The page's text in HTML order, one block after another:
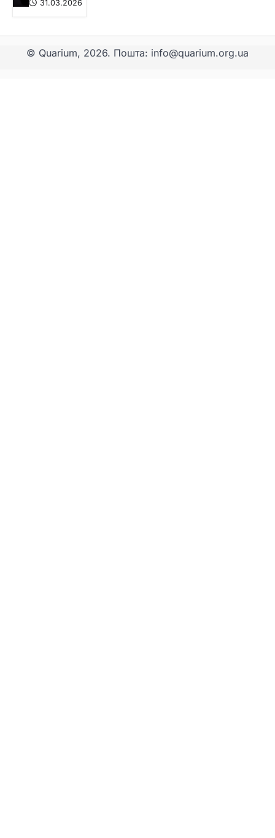
31.03.2026
© Quarium, 2026. Пошта: info@quarium.org.ua